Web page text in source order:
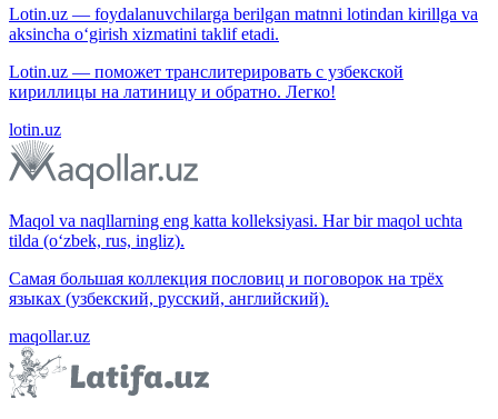
Lotin.uz — foydalanuvchilarga berilgan matnni lotindan kirillga va
aksincha o‘girish xizmatini taklif etadi.
Lotin.uz — поможет транслитерировать с узбекской
кириллицы на латиницу и обратно. Легко!
lotin.uz
Maqol va naqllarning eng katta kolleksiyasi. Har bir maqol uchta
tilda (o‘zbek, rus, ingliz).
Самая большая коллекция пословиц и поговорок на трёх
языках (узбекский, русский, английский).
maqollar.uz